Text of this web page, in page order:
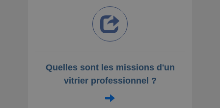
Quelles sont les missions d'un
vitrier professionnel ?